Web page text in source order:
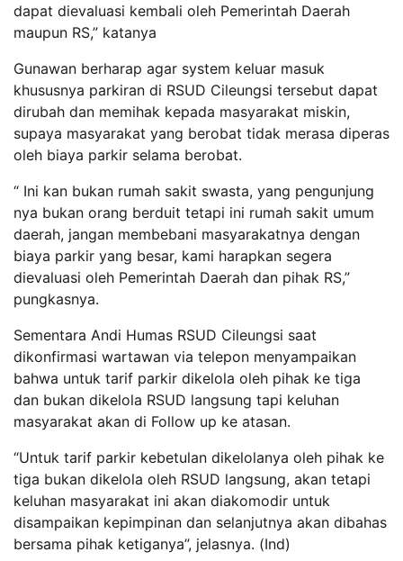
dapat dievaluasi kembali oleh Pemerintah Daerah
maupun RS,” katanya
Gunawan berharap agar system keluar masuk
khususnya parkiran di RSUD Cileungsi tersebut dapat
dirubah dan memihak kepada masyarakat miskin,
supaya masyarakat yang berobat tidak merasa diperas
oleh biaya parkir selama berobat.
“ Ini kan bukan rumah sakit swasta, yang pengunjung
nya bukan orang berduit tetapi ini rumah sakit umum
daerah, jangan membebani masyarakatnya dengan
biaya parkir yang besar, kami harapkan segera
dievaluasi oleh Pemerintah Daerah dan pihak RS,”
pungkasnya.
Sementara Andi Humas RSUD Cileungsi saat
dikonfirmasi wartawan via telepon menyampaikan
bahwa untuk tarif parkir dikelola oleh pihak ke tiga
dan bukan dikelola RSUD langsung tapi keluhan
masyarakat akan di Follow up ke atasan.
“Untuk tarif parkir kebetulan dikelolanya oleh pihak ke
tiga bukan dikelola oleh RSUD langsung, akan tetapi
keluhan masyarakat ini akan diakomodir untuk
disampaikan kepimpinan dan selanjutnya akan dibahas
bersama pihak ketiganya”, jelasnya. (Ind)